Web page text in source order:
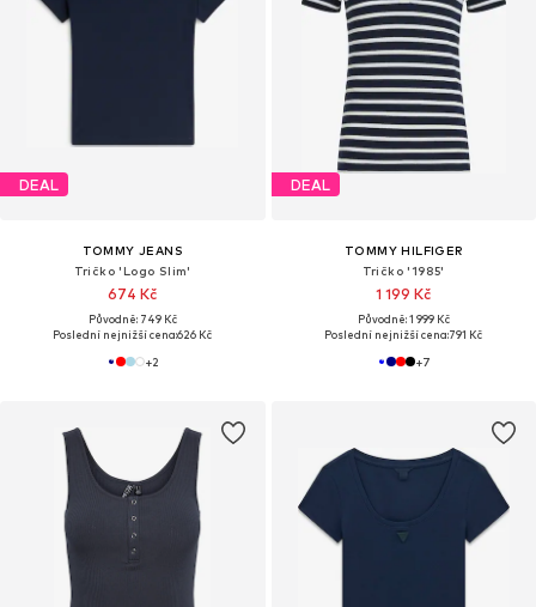
DEAL
TOMMY JEANS
Tričko 'Logo Slim'
674 Kč
Původně: 749 Kč
Poslední nejnižší cena:626 Kč
+2
DEAL
TOMMY HILFIGER
Tričko '1985'
1 199 Kč
Původně: 1 999 Kč
Poslední nejnižší cena:791 Kč
+7